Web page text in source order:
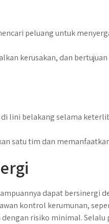
peluang untuk
kerusakan, dan
lini belakang selama
satu tim dan
dapat bersinergi
kontrol kerumunan,
risiko minimal.